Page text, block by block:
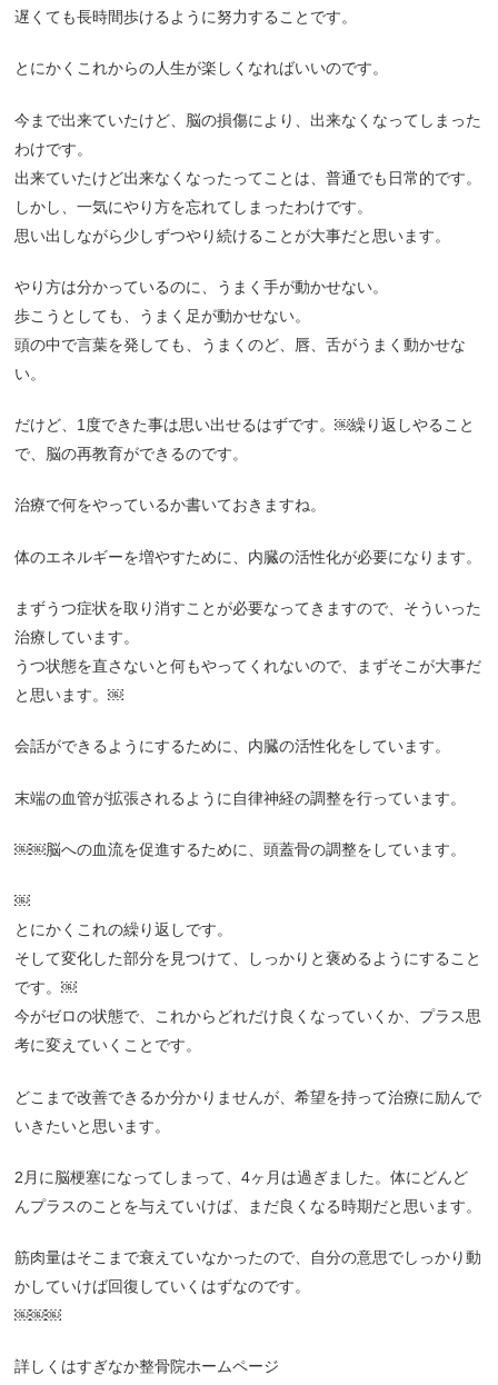
遅くても長時間歩けるように努力することです。
とにかくこれからの人生が楽しくなればいいのです。
今まで出来ていたけど、脳の損傷により、出来なくなってしまった
わけです。
出来ていたけど出来なくなったってことは、普通でも日常的です。
しかし、一気にやり方を忘れてしまったわけです。
思い出しながら少しずつやり続けることが大事だと思います。
やり方は分かっているのに、うまく手が動かせない。
歩こうとしても、うまく足が動かせない。
頭の中で言葉を発しても、うまくのど、唇、舌がうまく動かせな
い。
だけど、1度できた事は思い出せるはずです。￼繰り返しやること
で、脳の再教育ができるのです。
治療で何をやっているか書いておきますね。
体のエネルギーを増やすために、内臓の活性化が必要になります。
まずうつ症状を取り消すことが必要なってきますので、そういった
治療しています。
うつ状態を直さないと何もやってくれないので、まずそこが大事だ
と思います。￼
会話ができるようにするために、内臓の活性化をしています。
末端の血管が拡張されるように自律神経の調整を行っています。
￼￼脳への血流を促進するために、頭蓋骨の調整をしています。
￼
とにかくこれの繰り返しです。
そして変化した部分を見つけて、しっかりと褒めるようにすること
です。￼
今がゼロの状態で、これからどれだけ良くなっていくか、プラス思
考に変えていくことです。
どこまで改善できるか分かりませんが、希望を持って治療に励んで
いきたいと思います。
2月に脳梗塞になってしまって、4ヶ月は過ぎました。体にどんど
んプラスのことを与えていけば、まだ良くなる時期だと思います。
筋肉量はそこまで衰えていなかったので、自分の意思でしっかり動
かしていけば回復していくはずなのです。
￼￼￼
詳しくはすぎなか整骨院ホームページ